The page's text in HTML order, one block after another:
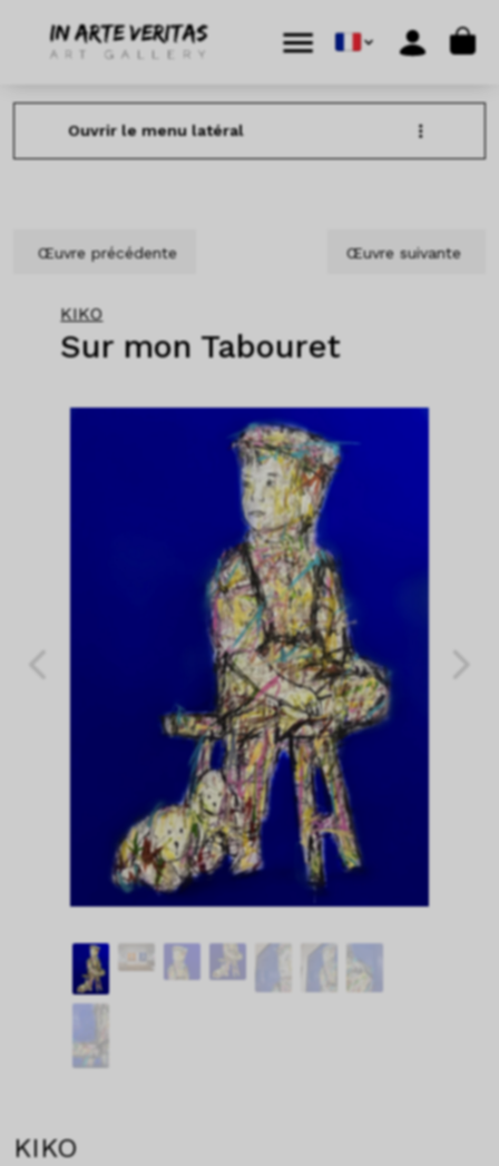
Cart
Œuvre précédente Œuvre suivante
KIKO
Sur mon Tabouret
KIKO
Ouvrir le menu latéral